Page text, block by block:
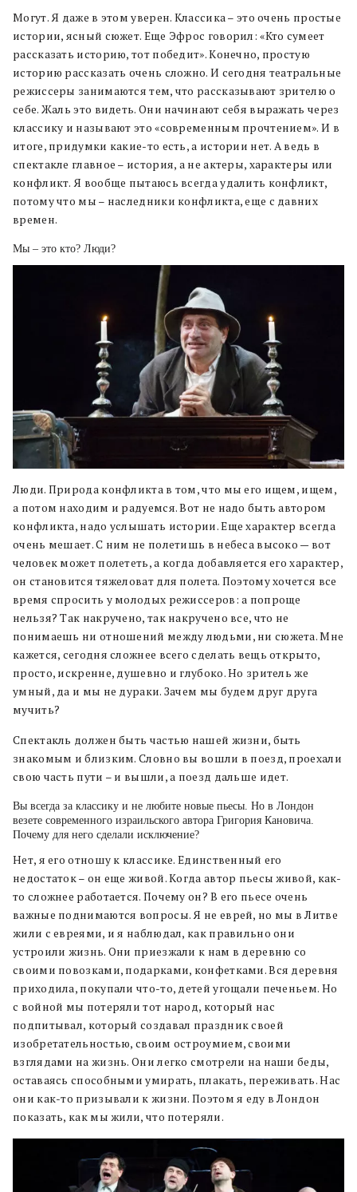
Могут. Я даже в этом уверен. Классика – это очень простые
истории, ясный сюжет. Еще Эфрос говорил: «Кто сумеет
рассказать историю, тот победит». Конечно, простую
историю рассказать очень сложно. И сегодня театральные
режиссеры занимаются тем, что рассказывают зрителю о
себе. Жаль это видеть. Они начинают себя выражать через
классику и называют это «современным прочтением». И в
итоге, придумки какие-то есть, а истории нет. А ведь в
спектакле главное – история, а не актеры, характеры или
конфликт. Я вообще пытаюсь всегда удалить конфликт,
потому что мы – наследники конфликта, еще с давних
времен.
Мы – это кто? Люди?
Люди. Природа конфликта в том, что мы его ищем, ищем,
а потом находим и радуемся. Вот не надо быть автором
конфликта, надо услышать истории. Еще характер всегда
очень мешает. С ним не полетишь в небеса высоко — вот
человек может полететь, а когда добавляется его характер,
он становится тяжеловат для полета. Поэтому хочется все
время спросить у молодых режиссеров: а попроще
нельзя? Так накручено, так накручено все, что не
понимаешь ни отношений между людьми, ни сюжета. Мне
кажется, сегодня сложнее всего сделать вещь открыто,
просто, искренне, душевно и глубоко. Но зритель же
умный, да и мы не дураки. Зачем мы будем друг друга
мучить?
Спектакль должен быть частью нашей жизни, быть
знакомым и близким. Словно вы вошли в поезд, проехали
свою часть пути – и вышли, а поезд дальше идет.
Вы всегда за классику и не любите новые пьесы. Но в Лондон
везете современного израильского автора Григория Кановича.
Почему для него сделали исключение?
Нет, я его отношу к классике. Единственный его
недостаток – он еще живой. Когда автор пьесы живой, как-
то сложнее работается. Почему он? В его пьесе очень
важные поднимаются вопросы. Я не еврей, но мы в Литве
жили с евреями, и я наблюдал, как правильно они
устроили жизнь. Они приезжали к нам в деревню со
своими повозками, подарками, конфетками. Вся деревня
приходила, покупали что-то, детей угощали печеньем. Но
с войной мы потеряли тот народ, который нас
подпитывал, который создавал праздник своей
изобретательностью, своим остроумием, своими
взглядами на жизнь. Они легко смотрели на наши беды,
оставаясь способными умирать, плакать, переживать. Нас
они как-то призывали к жизни. Поэтом я еду в Лондон
показать, как мы жили, что потеряли.